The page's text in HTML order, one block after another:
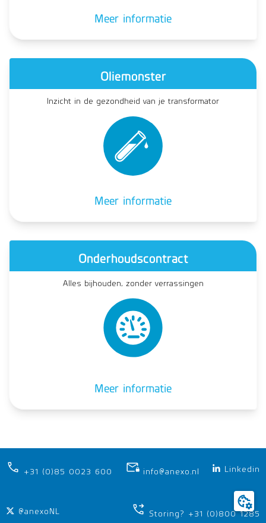
Meer informatie
Oliemonster
Inzicht in de gezondheid van je transformator
Meer informatie
Onderhoudscontract
Alles bijhouden, zonder verrassingen
Meer informatie
+31 (0)85 0023 600 info@anexo.nl Linkedin
@anexoNL Storing? +31 (0)800 1285